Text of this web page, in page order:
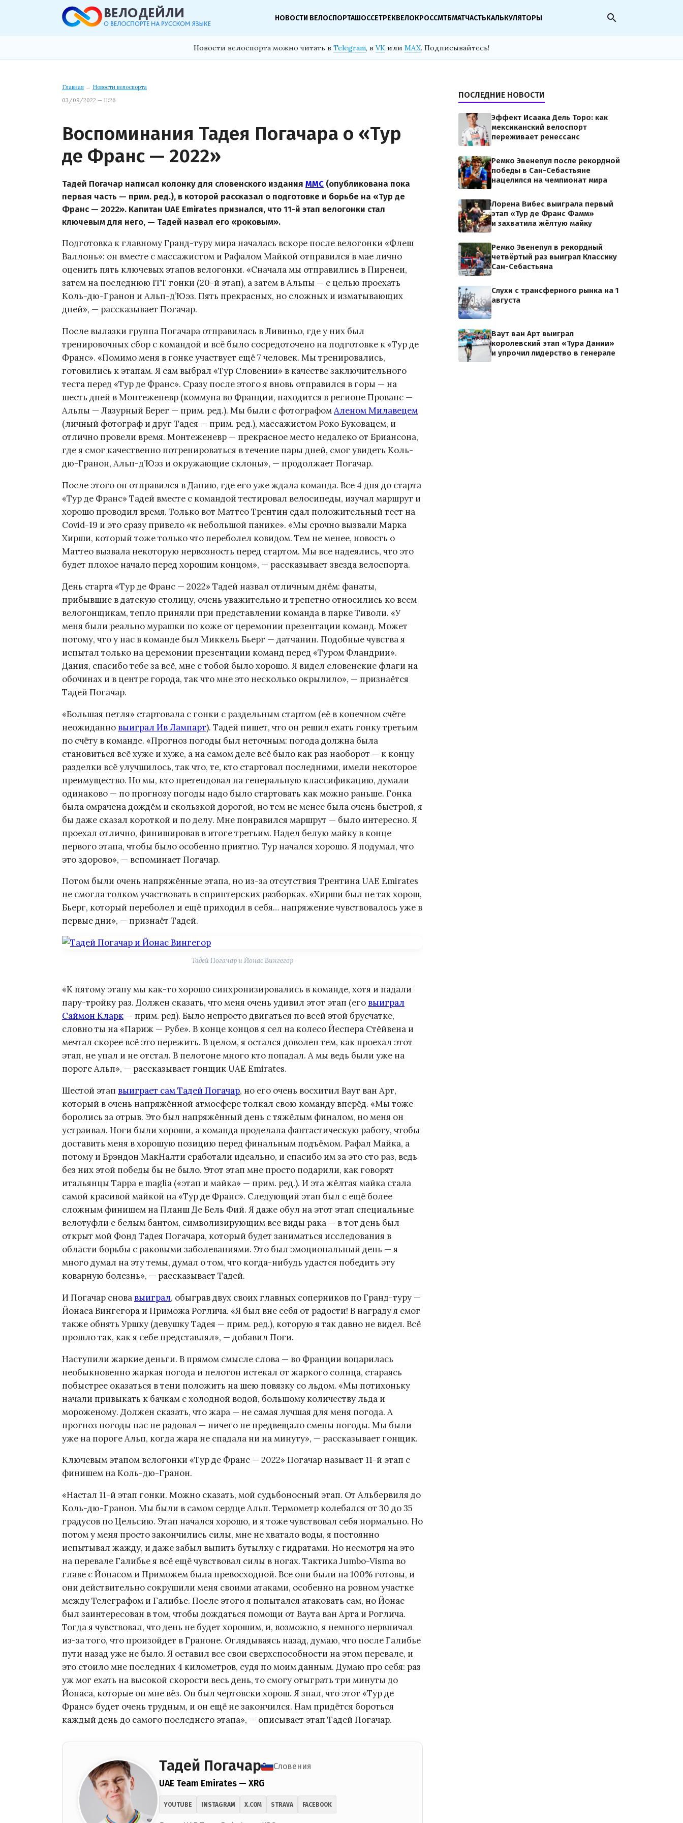
НОВОСТИ ВЕЛОСПОРТАШОССЕТРЕКВЕЛОКРОССМТБМАТЧАСТЬКАЛЬКУЛЯТОРЫ search
Новости велоспорта можно читать в Telegram, в VK или MAX. Подписывайтесь!
Главная → Новости велоспорта
03/09/2022 — 11:26
Воспоминания Тадея Погачара о «Тур
де Франс — 2022»
Тадей Погачар написал колонку для словенского издания MMC (опубликована пока
первая часть — прим. ред.), в которой рассказал о подготовке и борьбе на «Тур де
Франс — 2022». Капитан UAE Emirates признался, что 11-й этап велогонки стал
ключевым для него, — Тадей назвал его «роковым».
Подготовка к главному Гранд-туру мира началась вскоре после велогонки «Флеш
Валлонь»: он вместе с массажистом и Рафалом Майкой отправился в мае лично
оценить пять ключевых этапов велогонки. «Сначала мы отправились в Пиренеи,
затем на последнюю ITT гонки (20-й этап), а затем в Альпы — с целью проехать
Коль-дю-Гранон и Альп-д’Юэз. Пять прекрасных, но сложных и изматывающих
дней», — рассказывает Погачар.
После вылазки группа Погачара отправилась в Ливиньо, где у них был
тренировочных сбор с командой и всё было сосредоточено на подготовке к «Тур де
Франс». «Помимо меня в гонке участвует ещё 7 человек. Мы тренировались,
готовились к этапам. Я сам выбрал «Тур Словении» в качестве заключительного
теста перед «Тур де Франс». Сразу после этого я вновь отправился в горы — на
шесть дней в Монтеженевр (коммуна во Франции, находится в регионе Прованс —
Альпы — Лазурный Берег — прим. ред.). Мы были с фотографомАленом Милавецем
(личный фотограф и друг Тадея — прим. ред.), массажистом Роко Буковацем, и
отлично провели время. Монтеженевр — прекрасное место недалеко от Бриансона,
где я смог качественно потренироваться в течение пары дней, смог увидеть Коль-
дю-Гранон, Альп-д’Юэз и окружающие склоны», — продолжает Погачар.
После этого он отправился в Данию, где его уже ждала команда. Все 4 дня до старта
«Тур де Франс» Тадей вместе с командой тестировал велосипеды, изучал маршрут и
хорошо проводил время. Только вот Маттео Трентин сдал положительный тест на
Covid-19 и это сразу привело «к небольшой панике». «Мы срочно вызвали Марка
Хирши, который тоже только что переболел ковидом. Тем не менее, новость о
Маттео вызвала некоторую нервозность перед стартом. Мы все надеялись, что это
будет плохое начало перед хорошим концом», — рассказывает звезда велоспорта.
День старта «Тур де Франс — 2022» Тадей назвал отличным днём: фанаты,
прибывшие в датскую столицу, очень уважительно и трепетно относились ко всем
велогонщикам, тепло приняли при представлении команда в парке Тиволи. «У
меня были реально мурашки по коже от церемонии презентации команд. Может
потому, что у нас в команде был Миккель Бьерг — датчанин. Подобные чувства я
испытал только на церемонии презентации команд перед «Туром Фландрии».
Дания, спасибо тебе за всё, мне с тобой было хорошо. Я видел словенские флаги на
обочинах и в центре города, так что мне это несколько окрылило», — признаётся
Тадей Погачар.
«Большая петля» стартовала с гонки с раздельным стартом (её в конечном счёте
неожиданно выиграл Ив Лампарт). Тадей пишет, что он решил ехать гонку третьим
по счёту в команде. «Прогноз погоды был неточным: погода должна была
становиться всё хуже и хуже, а на самом деле всё было как раз наоборот — к концу
разделки всё улучшилось, так что, те, кто стартовал последними, имели некоторое
преимущество. Но мы, кто претендовал на генеральную классификацию, думали
одинаково — по прогнозу погоды надо было стартовать как можно раньше. Гонка
была омрачена дождём и скользкой дорогой, но тем не менее была очень быстрой, я
бы даже сказал короткой и по делу. Мне понравился маршрут — было интересно. Я
проехал отлично, финишировав в итоге третьим. Надел белую майку в конце
первого этапа, чтобы было особенно приятно. Тур начался хорошо. Я подумал, что
это здорово», — вспоминает Погачар.
Потом были очень напряжённые этапа, но из-за отсутствия Трентина UAE Emirates
не смогла толком участвовать в спринтерских разборках. «Хирши был не так хорош,
Бьерг, который переболел и ещё приходил в себя… напряжение чувствовалось уже в
первые дни», — признаёт Тадей.
Тадей Погачар и Йонас Вингегор
«К пятому этапу мы как-то хорошо синхронизировались в команде, хотя и падали
пару-тройку раз. Должен сказать, что меня очень удивил этот этап (его выиграл
Саймон Кларк — прим. ред). Было непросто двигаться по всей этой брусчатке,
словно ты на «Париж — Рубе». В конце концов я сел на колесо Йеспера Стёйвена и
мечтал скорее всё это пережить. В целом, я остался доволен тем, как проехал этот
этап, не упал и не отстал. В пелотоне много кто попадал. А мы ведь были уже на
пороге Альп», — рассказывает гонщик UAE Emirates.
Шестой этап выиграет сам Тадей Погачар, но его очень восхитил Ваут ван Арт,
который в очень напряжённой атмосфере толкал свою команду вперёд. «Мы тоже
боролись за отрыв. Это был напряжённый день с тяжёлым финалом, но меня он
устраивал. Ноги были хороши, а команда проделала фантастическую работу, чтобы
доставить меня в хорошую позицию перед финальным подъёмом. Рафал Майка, а
потому и Брэндон МакНалти сработали идеально, и спасибо им за это сто раз, ведь
без них этой победы бы не было. Этот этап мне просто подарили, как говорят
итальянцы Tappa e maglia («этап и майка» — прим. ред.). И эта жёлтая майка стала
самой красивой майкой на «Тур де Франс». Следующий этап был с ещё более
сложным финишем на Планш Де Бель Фий. Я даже обул на этот этап специальные
велотуфли с белым бантом, символизирующим все виды рака — в тот день был
открыт мой Фонд Тадея Погачара, который будет заниматься исследования в
области борьбы с раковыми заболеваниями. Это был эмоциональный день — я
много думал на эту темы, думал о том, что когда-нибудь удастся победить эту
коварную болезнь», — рассказывает Тадей.
И Погачар снова выиграл, обыграв двух своих главных соперников по Гранд-туру —
Йонаса Вингегора и Приможа Роглича. «Я был вне себя от радости! В награду я смог
также обнять Уршку (девушку Тадея — прим. ред.), которую я так давно не видел. Всё
прошло так, как я себе представлял», — добавил Поги.
Наступили жаркие деньги. В прямом смысле слова — во Франции воцарилась
необыкновенно жаркая погода и пелотон истекал от жаркого солнца, стараясь
побыстрее оказаться в тени положить на шею повязку со льдом. «Мы потихоньку
начали привыкать к бачкам с холодной водой, большому количеству льда и
мороженому. Должен сказать, что жара — не самая лучшая для меня погода. А
прогноз погоды нас не радовал — ничего не предвещало смены погоды. Мы были
уже на пороге Альп, когда жара не спадала ни на минуту», — рассказывает гонщик.
Ключевым этапом велогонки «Тур де Франс — 2022» Погачар называет 11-й этап с
финишем на Коль-дю-Гранон.
«Настал 11-й этап гонки. Можно сказать, мой судьбоносный этап. От Альбервиля до
Коль-дю-Гранон. Мы были в самом сердце Альп. Термометр колебался от 30 до 35
градусов по Цельсию. Этап начался хорошо, и я тоже чувствовал себя нормально. Но
потом у меня просто закончились силы, мне не хватало воды, я постоянно
испытывал жажду, и даже забыл выпить бутылку с гидратами. Но несмотря на это
на перевале Галибье я всё ещё чувствовал силы в ногах. Тактика Jumbo-Visma во
главе с Йонасом и Приможем была превосходной. Все они были на 100% готовы, и
они действительно сокрушили меня своими атаками, особенно на ровном участке
между Телеграфом и Галибье. После этого я попытался атаковать сам, но Йонас
был заинтересован в том, чтобы дождаться помощи от Ваута ван Арта и Роглича.
Тогда я чувствовал, что день не будет хорошим, и, возможно, я немного нервничал
из-за того, что произойдет в Граноне. Оглядываясь назад, думаю, что после Галибье
пути назад уже не было. Я оставил все свои сверхспособности на этом перевале, и
это стоило мне последних 4 километров, судя по моим данным. Думаю про себя: раз
уж мог ехать на высокой скорости весь день, то смогу отыграть три минуты до
Йонаса, которые он мне вёз. Он был чертовски хорош. Я знал, что этот «Тур де
Франс» будет очень трудным, и он ещё не закончился. Нам придётся бороться
каждый день до самого последнего этапа», — описывает этап Тадей Погачар.
Тадей Погачар Словения
UAE Team Emirates — XRG
YOUTUBE INSTAGRAM X.COM STRAVA FACEBOOK
ПОСЛЕДНИЕ НОВОСТИ
Эффект Исаака Дель Торо: как
мексиканский велоспорт
переживает ренессанс
Ремко Эвенепул после рекордной
победы в Сан-Себастьяне
нацелился на чемпионат мира
Лорена Вибес выиграла первый
этап «Тур де Франс Фамм»
и захватила жёлтую майку
Ремко Эвенепул в рекордный
четвёртый раз выиграл Классику
Сан-Себастьяна
Слухи с трансферного рынка на 1
августа
Ваут ван Арт выиграл
королевский этап «Тура Дании»
и упрочил лидерство в генерале